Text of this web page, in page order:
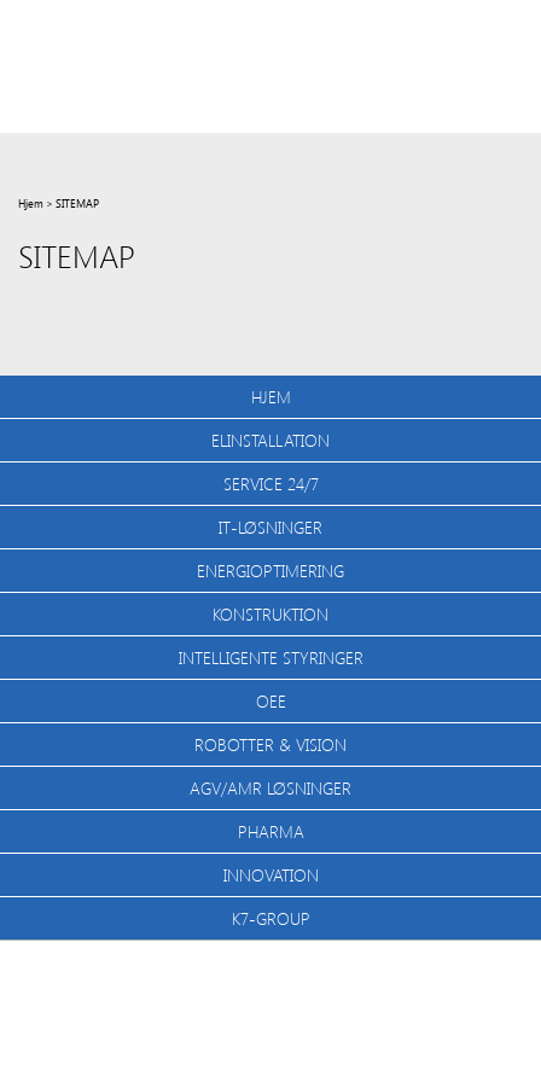
Hjem > SITEMAP
SITEMAP
HJEM
ELINSTALLATION
SERVICE 24/7
IT-LØSNINGER
ENERGIOPTIMERING
KONSTRUKTION
INTELLIGENTE STYRINGER
OEE
ROBOTTER & VISION
AGV/AMR LØSNINGER
PHARMA
INNOVATION
K7-GROUP